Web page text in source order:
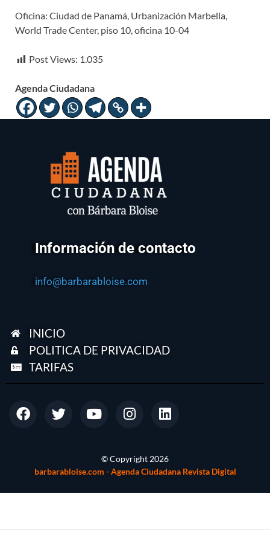
Oficina: Ciudad de Panamá, Urbanización Marbella,
World Trade Center, piso 10, oficina 10-04
Post Views: 1.035
Agenda Ciudadana
Información de contacto
info@barbarabloise.com
INICIO
POLITICA DE PRIVACIDAD
TARIFAS
© Copyright 2026
barbarabloise.com - Agenda Ciudadana Revista Digital